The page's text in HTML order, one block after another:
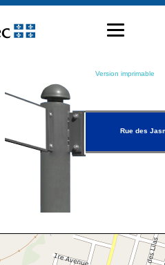
Version imprimable
Rue des